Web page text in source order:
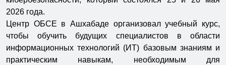
2026 года.
Центр ОБСЕ в Ашхабаде организовал учебный курс,
чтобы обучить будущих специалистов в области
информационных технологий (ИТ) базовым знаниям и
практическим навыкам, необходимым для